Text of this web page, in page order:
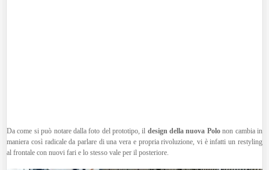
Da come si può notare dalla foto del prototipo, il design della nuova Polonon cambia in
maniera così radicale da parlare di una vera e propria rivoluzione, vi è infatti un restyling
al frontale con nuovi fari e lo stesso vale per il posteriore.